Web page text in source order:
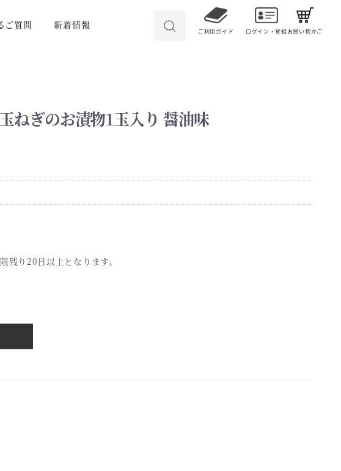
ご質問 新着情報
ご利用ガイド ログイン・登録お買い物かご
ねぎのお漬物1玉入り 醤油味
残り20日以上となります。